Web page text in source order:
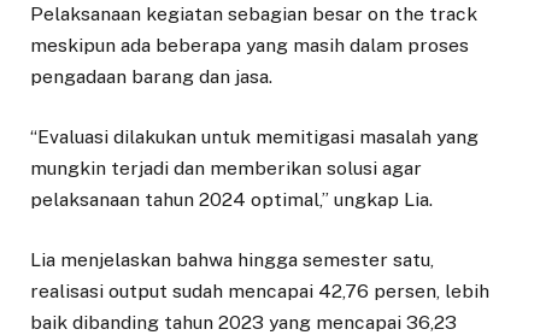
Pelaksanaan kegiatan sebagian besar on the track
meskipun ada beberapa yang masih dalam proses
pengadaan barang dan jasa.
“Evaluasi dilakukan untuk memitigasi masalah yang
mungkin terjadi dan memberikan solusi agar
pelaksanaan tahun 2024 optimal,” ungkap Lia.
Lia menjelaskan bahwa hingga semester satu,
realisasi output sudah mencapai 42,76 persen, lebih
baik dibanding tahun 2023 yang mencapai 36,23